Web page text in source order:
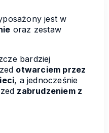
jest w
oraz zestaw
bardziej
otwarciem przez
, a jednocześnie
zabrudzeniem z